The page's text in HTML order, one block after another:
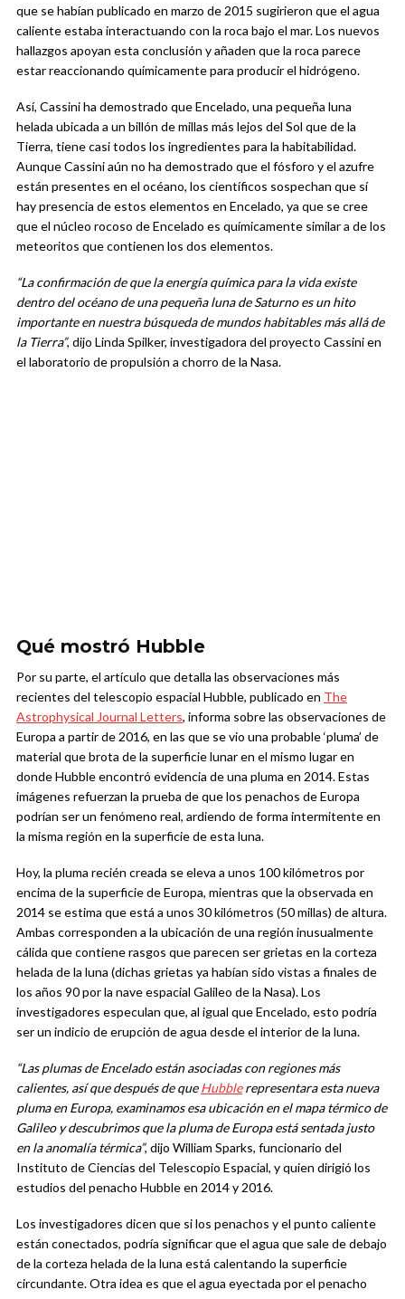
que se habían publicado en marzo de 2015 sugirieron que el agua
caliente estaba interactuando con la roca bajo el mar. Los nuevos
hallazgos apoyan esta conclusión y añaden que la roca parece
estar reaccionando químicamente para producir el hidrógeno.
Así, Cassini ha demostrado que Encelado, una pequeña luna
helada ubicada a un billón de millas más lejos del Sol que de la
Tierra, tiene casi todos los ingredientes para la habitabilidad.
Aunque Cassini aún no ha demostrado que el fósforo y el azufre
están presentes en el océano, los científicos sospechan que sí
hay presencia de estos elementos en Encelado, ya que se cree
que el núcleo rocoso de Encelado es químicamente similar a de los
meteoritos que contienen los dos elementos.
“La confirmación de que la energía química para la vida existe
dentro del océano de una pequeña luna de Saturno es un hito
importante en nuestra búsqueda de mundos habitables más allá de
la Tierra”, dijo Linda Spilker, investigadora del proyecto Cassini en
el laboratorio de propulsión a chorro de la Nasa.
Qué mostró Hubble
Por su parte, el artículo que detalla las observaciones más
recientes del telescopio espacial Hubble, publicado en The
Astrophysical Journal Letters, informa sobre las observaciones de
Europa a partir de 2016, en las que se vio una probable ‘pluma’ de
material que brota de la superficie lunar en el mismo lugar en
donde Hubble encontró evidencia de una pluma en 2014. Estas
imágenes refuerzan la prueba de que los penachos de Europa
podrían ser un fenómeno real, ardiendo de forma intermitente en
la misma región en la superficie de esta luna.
Hoy, la pluma recién creada se eleva a unos 100 kilómetros por
encima de la superficie de Europa, mientras que la observada en
2014 se estima que está a unos 30 kilómetros (50 millas) de altura.
Ambas corresponden a la ubicación de una región inusualmente
cálida que contiene rasgos que parecen ser grietas en la corteza
helada de la luna (dichas grietas ya habían sido vistas a finales de
los años 90 por la nave espacial Galileo de la Nasa). Los
investigadores especulan que, al igual que Encelado, esto podría
ser un indicio de erupción de agua desde el interior de la luna.
“Las plumas de Encelado están asociadas con regiones más
calientes, así que después de queHubblerepresentara esta nueva
pluma en Europa, examinamos esa ubicación en el mapa térmico de
Galileo y descubrimos que la pluma de Europa está sentada justo
en la anomalía térmica”, dijo William Sparks, funcionario del
Instituto de Ciencias del Telescopio Espacial, y quien dirigió los
estudios del penacho Hubble en 2014 y 2016.
Los investigadores dicen que si los penachos y el punto caliente
están conectados, podría significar que el agua que sale de debajo
de la corteza helada de la luna está calentando la superficie
circundante. Otra idea es que el agua eyectada por el penacho